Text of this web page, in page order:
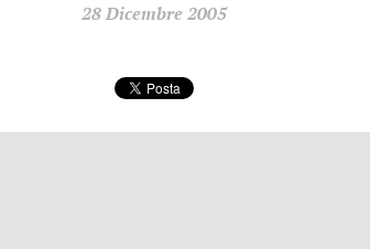
28 Dicembre 2005